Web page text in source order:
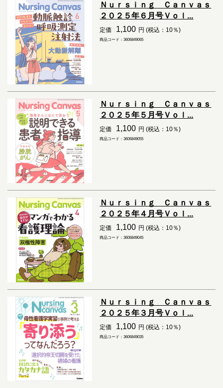
Ｎｕｒｓｉｎｇ Ｃａｎｖａｓ
２０２５年６月号Ｖｏｌ...
定価 1,100 円 (税込：10％)
商品コード：3606849065
Ｎｕｒｓｉｎｇ Ｃａｎｖａｓ
２０２５年５月号Ｖｏｌ...
定価 1,100 円 (税込：10％)
商品コード：3606849055
Ｎｕｒｓｉｎｇ Ｃａｎｖａｓ
２０２５年４月号Ｖｏｌ...
定価 1,100 円 (税込：10％)
商品コード：3606849045
Ｎｕｒｓｉｎｇ Ｃａｎｖａｓ
２０２５年３月号Ｖｏｌ...
定価 1,100 円 (税込：10％)
商品コード：3606849035